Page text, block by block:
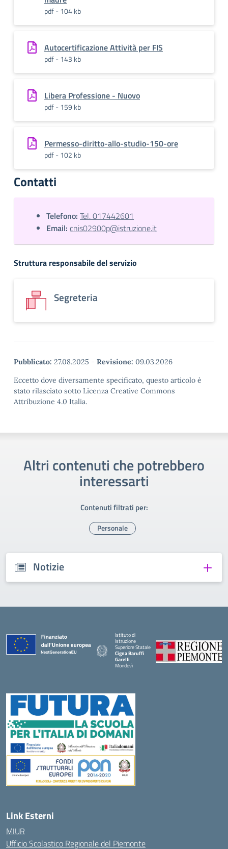
pdf - 104 kb
Autocertificazione Attività per FIS
pdf - 143 kb
Libera Professione - Nuovo
pdf - 159 kb
Permesso-diritto-allo-studio-150-ore
pdf - 102 kb
Contatti
Telefono: Tel. 017442601
Email: cnis02900p@istruzione.it
Struttura responsabile del servizio
Segreteria
Pubblicato: 27.08.2025 - Revisione: 09.03.2026
Eccetto dove diversamente specificato, questo articolo è
stato rilasciato sotto Licenza Creative Commons
Attribuzione 4.0 Italia.
Altri contenuti che potrebbero
interessarti
Contenuti filtrati per:
Personale
Notizie
Istituto di
Istruzione
Superiore Statale
Cigna Baruffi
Garelli
Mondovì
Link Esterni
MIUR
Ufficio Scolastico Regionale del Piemonte